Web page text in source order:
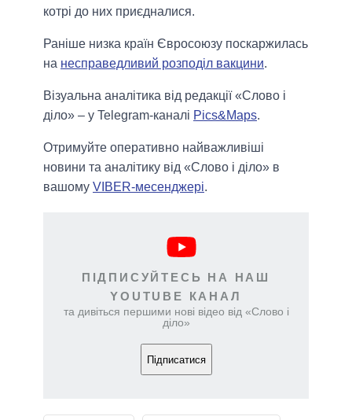
котрі до них приєдналися.
Раніше низка країн Євросоюзу поскаржилась
на несправедливий розподіл вакцини.
Візуальна аналітика від редакції «Слово і
діло» – у Telegram-каналі Pics&Maps.
Отримуйте оперативно найважливіші
новини та аналітику від «Слово і діло» в
вашому VIBER-месенджері.
ПІДПИСУЙТЕСЬ НА НАШ
YOUTUBE КАНАЛ
та дивіться першими нові відео від «Слово і
діло»
Підписатися